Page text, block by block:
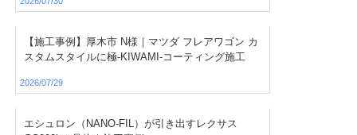
【施工事例】厚木市 N様｜マツダ フレアワゴン カ
スタムスタイルに極-KIWAMI-コーティング施工
2026/07/29
エシュロン（NANO-FIL）が引き出すレクサス